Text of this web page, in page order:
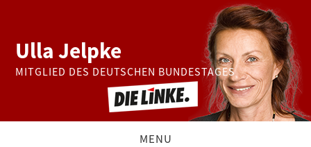
Ulla Jelpke
MITGLIED DES DEUTSCHEN BUNDESTAGES
MENU